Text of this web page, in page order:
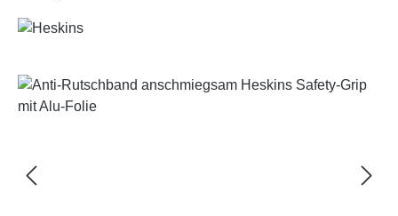
Bildergalerie überspringen